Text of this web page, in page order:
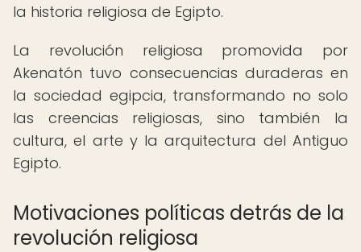
la historia religiosa de Egipto.
La revolución religiosa promovida por
Akenatón tuvo consecuencias duraderas en
la sociedad egipcia, transformando no solo
las creencias religiosas, sino también la
cultura, el arte y la arquitectura del Antiguo
Egipto.
Motivaciones políticas detrás de la
revolución religiosa